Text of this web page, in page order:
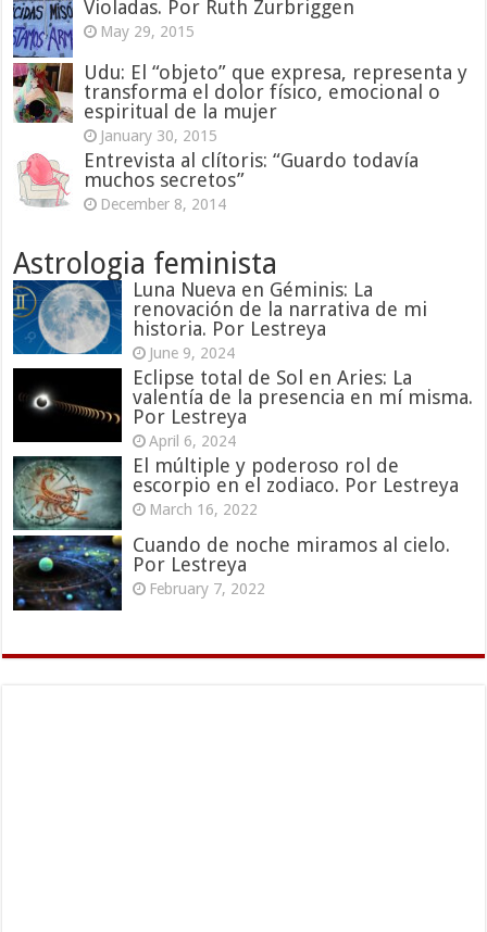
Violadas. Por Ruth Zurbriggen
May 29, 2015
Udu: El “objeto” que expresa, representa y
transforma el dolor físico, emocional o
espiritual de la mujer
January 30, 2015
Entrevista al clítoris: “Guardo todavía
muchos secretos”
December 8, 2014
Astrologia feminista
Luna Nueva en Géminis: La
renovación de la narrativa de mi
historia. Por Lestreya
June 9, 2024
Eclipse total de Sol en Aries: La
valentía de la presencia en mí misma.
Por Lestreya
April 6, 2024
El múltiple y poderoso rol de
escorpio en el zodiaco. Por Lestreya
March 16, 2022
Cuando de noche miramos al cielo.
Por Lestreya
February 7, 2022